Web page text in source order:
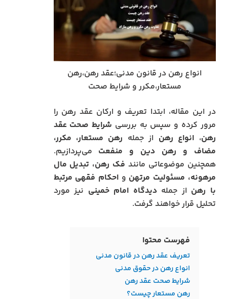
انواع رهن در قانون مدنی؛عقد رهن،رهن
مستعار،مکرر و شرایط صحت
در این مقاله، ابتدا تعریف و ارکان عقد رهن را
مرور کرده و سپس به بررسی شرایط صحت عقد
رهن، انواع رهن از جمله رهن مستعار، مکرر،
مضاف و رهن دین و منفعت می‌پردازیم.
همچنین موضوعاتی مانند فک رهن، تبدیل مال
مرهونه، مسئولیت مرتهن واحکام فقهی مرتبط
با رهن از جملهدیدگاه امام خمینی نیز مورد
تحلیل قرار خواهند گرفت.
فهرست محتوا
تعریف عقد رهن در قانون مدنی
انواع رهن در حقوق مدنی
شرایط صحت عقد رهن
رهن مستعار چیست؟